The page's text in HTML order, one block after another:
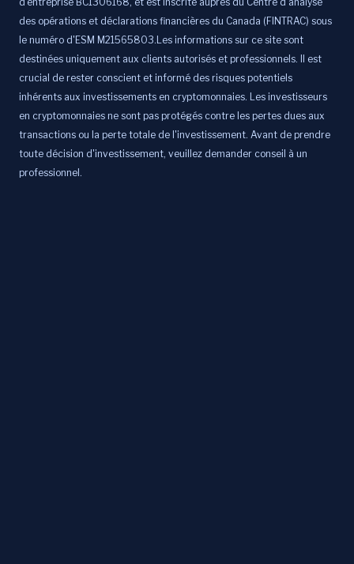
des opérations et déclarations financières du Canada (FINTRAC) sous
le numéro d'ESM M21565803.Les informations sur ce site sont
destinées uniquement aux clients autorisés et professionnels. Il est
crucial de rester conscient et informé des risques potentiels
inhérents aux investissements en cryptomonnaies. Les investisseurs
en cryptomonnaies ne sont pas protégés contre les pertes dues aux
transactions ou la perte totale de l'investissement. Avant de prendre
toute décision d'investissement, veuillez demander conseil à un
professionnel.